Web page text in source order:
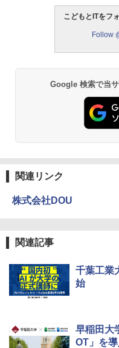
モ
ーム
物理
ダル
4
エン
5
こどもとITをフ
Follow
Google 検索で当
関連リンク
株式会社DOU
関連記事
千葉工業
始
早稲田大
OT」を導